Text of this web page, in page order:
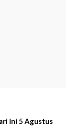
Ini 5 Agustus